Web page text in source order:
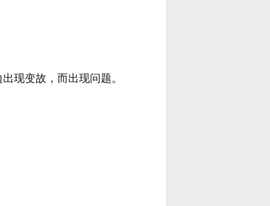
现变故，而出现问题。